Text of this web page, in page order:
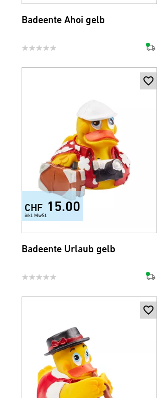
Badeente Ahoi gelb
CHF 15.00
inkl. MwSt.
Badeente Urlaub gelb